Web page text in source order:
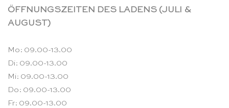
ÖFFNUNGSZEITEN DES LADENS (JULI &
AUGUST)
Mo: 09.00-13.00
Di: 09.00-13.00
Mi: 09.00-13.00
Do: 09.00-13.00
Fr: 09.00-13.00